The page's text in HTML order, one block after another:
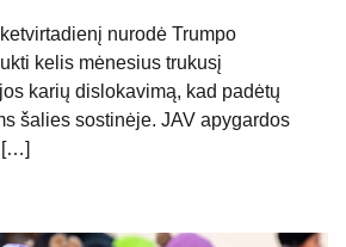
nurodė Trumpo
kelis mėnesius trukusį
karių dislokavimą, kad padėtų
šalies sostinėje. JAV apygardos
[…]